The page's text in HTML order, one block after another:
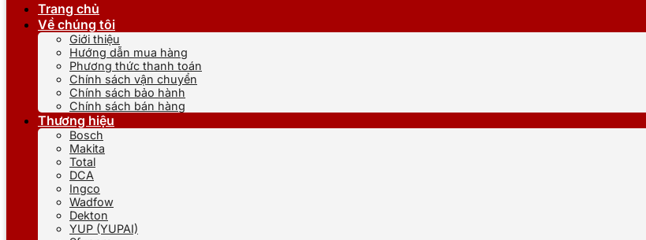
Trang chủ
Về chúng tôi
Giới thiệu
Hướng dẫn mua hàng
Phương thức thanh toán
Chính sách vận chuyển
Chính sách bảo hành
Chính sách bán hàng
Thương hiệu
Bosch
Makita
Total
DCA
Ingco
Wadfow
Dekton
YUP (YUPAI)